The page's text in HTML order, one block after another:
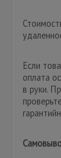
Если
оплата
в руки.